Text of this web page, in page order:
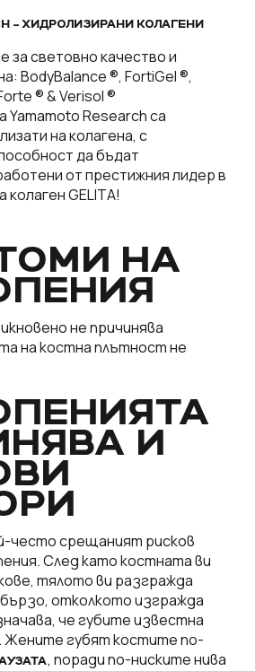
– ХИДРОЛИЗИРАНИ КОЛАГЕНИ
за световно качество и
BodyBalance ®, FortiGel ®,
® & Verisol ®
Yamamoto Research са
на колагена, с
да бъдат
от престижния лидер в
GELITA!
НА
не причинява
на костна плътност не
И
често срещаният рисков
След като костната ви
тялото ви разгражда
отколкото изгражда
че губите известна
Жените губят костите по-
, поради по-ниските нива